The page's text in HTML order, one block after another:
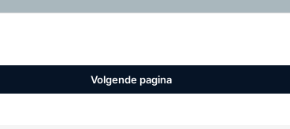
Volgende pagina